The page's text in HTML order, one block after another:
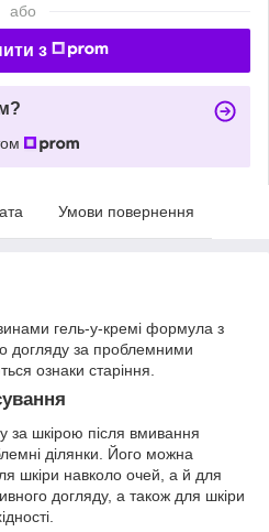
або
з
Умови повернення
гель-у-кремі формула з
догляду за проблемними
ознаки старіння.
за шкірою після вмивання
ділянки. Його можна
шкіри навколо очей, а й для
догляду, а також для шкіри